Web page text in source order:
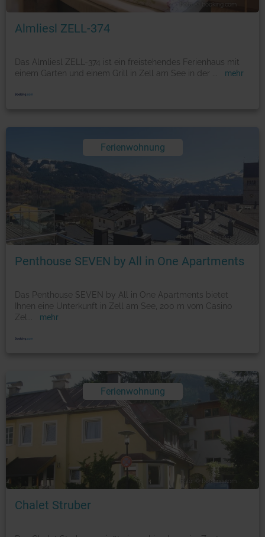
Foto: © booking.com
Almliesl ZELL-374
Das Almliesl ZELL-374 ist ein freistehendes Ferienhaus mit
einem Garten und einem Grill in Zell am See in der
mehr
Ferienwohnung
Foto: © booking.com
Penthouse SEVEN by All in One Apartments
Das Penthouse SEVEN by All in One Apartments bietet
Ihnen eine Unterkunft in Zell am See, 200 m vom Casino
Zel
mehr
Ferienwohnung
Foto: © booking.com
Chalet Struber